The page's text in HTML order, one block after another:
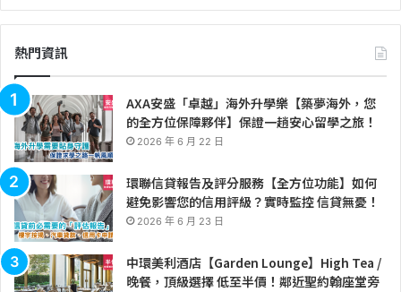
熱門資訊
AXA安盛「卓越」海外升學樂【築夢海外，您
的全方位保障夥伴】保證一趟安心留學之旅！
2026 年 6 月 22 日
環聯信貸報告及評分服務【全方位功能】如何
避免影響您的信用評級？實時監控 信貸無憂！
2026 年 6 月 23 日
中環美利酒店【Garden Lounge】High Tea /
晚餐，頂級選擇 低至半價！鄰近聖約翰座堂旁